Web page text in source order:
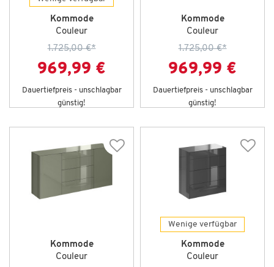
Kommode
Couleur
1.725,00 €*
969,99 €
Dauertiefpreis - unschlagbar
günstig!
Kommode
Couleur
1.725,00 €*
969,99 €
Dauertiefpreis - unschlagbar
günstig!
Kommode
Couleur
Wenige verfügbar
Kommode
Couleur